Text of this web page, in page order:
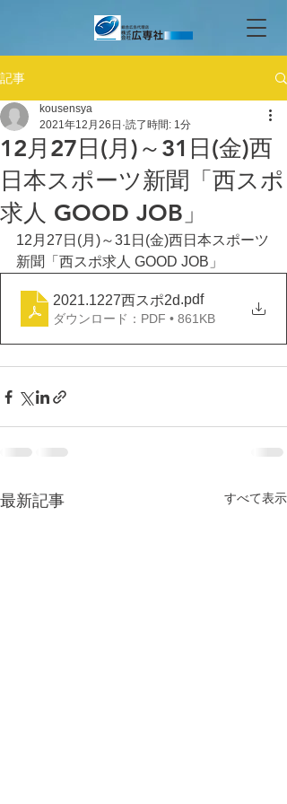
記事
12月27日(月)～31日(金)西
日本スポーツ新聞「西スポ
求人 GOOD JOB」
kousensya
2021年12月26日 読了時間: 1分
12月27日(月)～31日(金)西日本スポーツ
新聞「西スポ求人 GOOD JOB」
2021.1227西スポ2d.pdf
ダウンロード：PDF • 861KB
最新記事 すべて表示